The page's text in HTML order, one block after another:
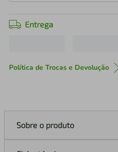
Entrega
Política de Trocas e Devolução
Sobre o produto